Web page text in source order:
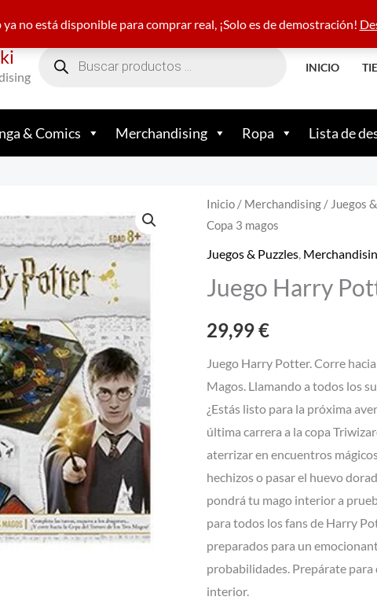
ya no está disponible para comprar real, ¡Solo es de demostración!
productos
INICIO
& Comics Merchandising Ropa Lista de
Inicio/ Merchandising/ Juegos
Copa 3 magos
Juegos & Puzzles,
Juego Harry
29,99€
Juego Harry Potter. Corre
Magos. Llamando a todos los
¿Estás listo para la próxima
última carrera a la copa
aterrizar en encuentros
hechizos o pasar el huevo
pondrá tu mago interior a
para todos los fans de Harry
preparados para un
probabilidades. Prepárate
interior.